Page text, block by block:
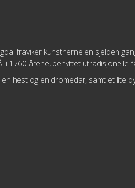
fraviker kunstnerne en sjelden
i 1760 årene, benyttet utradisjonelle
hest og en dromedar, samt et lite